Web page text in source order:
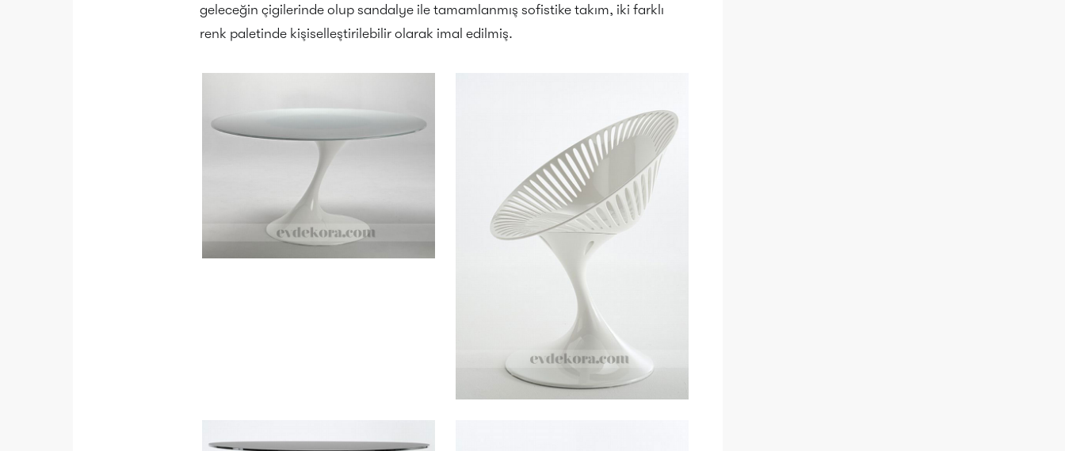
geleceğin çigilerinde olup sandalye ile tamamlanmış sofistike takım, iki farklı
renk paletinde kişiselleştirilebilir olarak imal edilmiş.